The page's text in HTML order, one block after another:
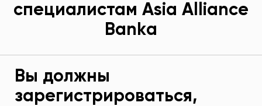
специалистам Asia Alliance
Bankа
Вы должны
зарегистрироваться,